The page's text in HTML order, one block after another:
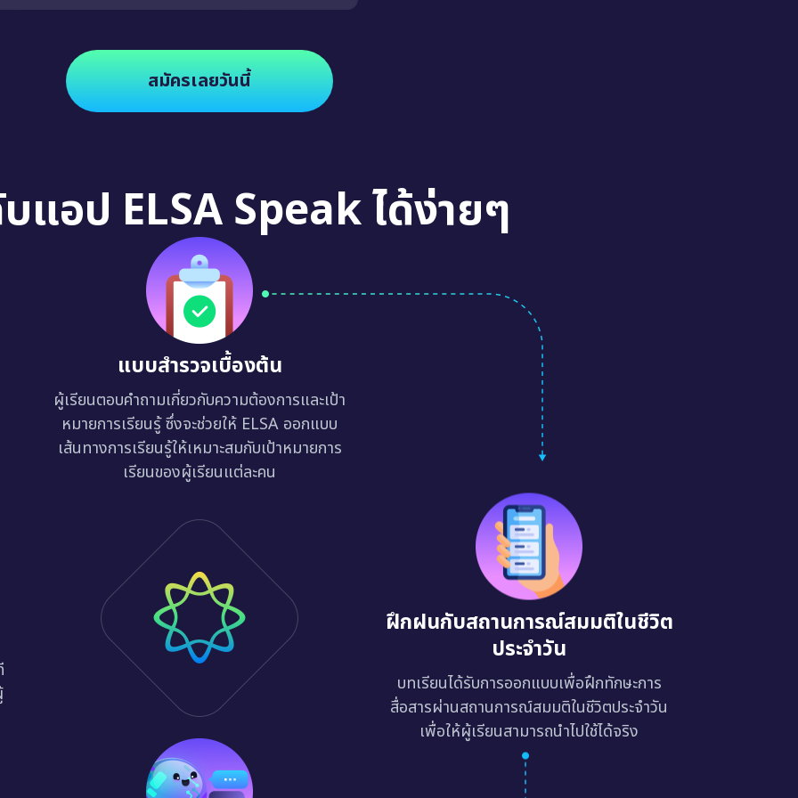
สมัครเลยวันนี้
แอป ELSA Speak ได้ง่ายๆ
แบบสำรวจเบื้องต้น
ผู้เรียนตอบคำถามเกี่ยวกับความต้องการและเป้า
หมายการเรียนรู้ ซึ่งจะช่วยให้ ELSA ออกแบบ
เส้นทางการเรียนรู้ให้เหมาะสมกับเป้าหมายการ
เรียนของผู้เรียนแต่ละคน
ฝึกฝนกับสถานการณ์สมมติในชีวิต
ประจำวัน
บทเรียนได้รับการออกแบบเพื่อฝึกทักษะการ
สื่อสารผ่านสถานการณ์สมมติในชีวิตประจำวัน
เพื่อให้ผู้เรียนสามารถนำไปใช้ได้จริง